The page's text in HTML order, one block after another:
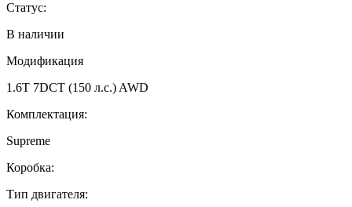
Статус:
В наличии
Модификация
1.6T 7DCT (150 л.с.) AWD
Комплектация:
Supreme
Коробка:
Тип двигателя: